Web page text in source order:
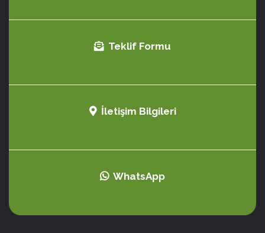
Teklif Formu
İletişim Bilgileri
WhatsApp